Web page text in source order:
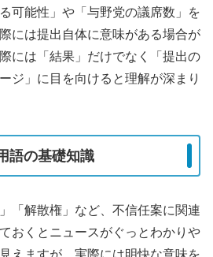
可能性」や「与野党の議席数」を
には提出自体に意味がある場合が
には「結果」だけでなく「提出の
ジ」に目を向けると理解が深まり
語の基礎知識
「解散権」など、不信任案に関連
おくとニュースがぐっとわかりや